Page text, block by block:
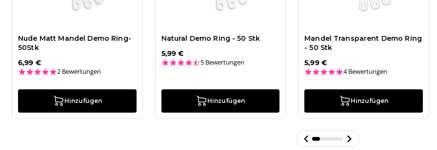
Nude Matt Mandel Demo Ring-
50Stk
6,99 €
5.0 star rating
2 Bewertungen
Hinzufügen
Natural Demo Ring - 50 Stk
5,99 €
4.6 star rating
5 Bewertungen
Hinzufügen
Mandel Transparent Demo Ring
- 50 Stk
5,99 €
5.0 star rating
4 Bewertungen
Hinzufügen